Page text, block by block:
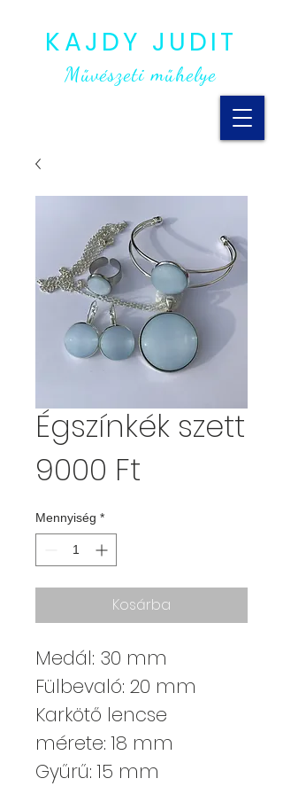
KAJDY JUDIT
Művészeti műhelye
Égszínkék szett
9000 Ft
Mennyiség *
Kosárba
Medál: 30 mm
Fülbevaló: 20 mm
Karkötő lencse
mérete: 18 mm
Gyűrű: 15 mm